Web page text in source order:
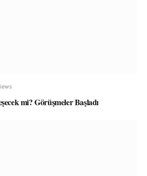
mi? Görüşmeler Başladı